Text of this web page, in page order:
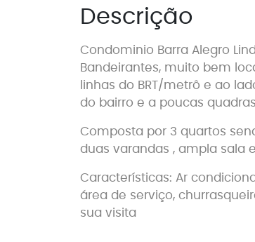
Descrição
Condominio Barra Alegro
Bandeirantes, muito bem
linhas do BRT/metrô e ao
do bairro e a poucas
Composta por 3 quartos
duas varandas , ampla sala
Características: Ar
área de serviço,
sua visita